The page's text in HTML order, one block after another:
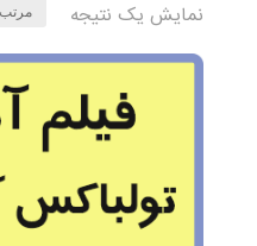
نمایش یک نتیجه